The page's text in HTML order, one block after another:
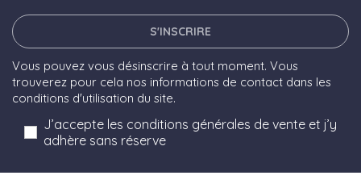
S'INSCRIRE
Vous pouvez vous désinscrire à tout moment. Vous
trouverez pour cela nos informations de contact dans les
conditions d'utilisation du site.
J’accepte les conditions générales de vente et j’y
adhère sans réserve